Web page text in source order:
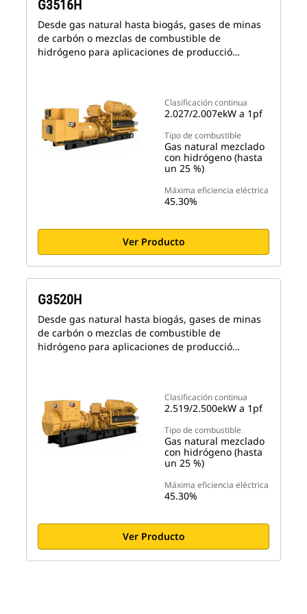
Clasificación continua
2.027/2.007ekW a 1pf
Tipo de combustible
Gas natural mezclado
con hidrógeno (hasta
un 25 %)
Máxima eficiencia eléctrica
45.30%
G3516H
Desde gas natural hasta biogás, gases de minas
de carbón o mezclas de combustible de
hidrógeno para aplicaciones de producció…
Ver Producto
Clasificación continua
2.519/2.500ekW a 1pf
Tipo de combustible
Gas natural mezclado
con hidrógeno (hasta
un 25 %)
Máxima eficiencia eléctrica
45.30%
G3520H
Desde gas natural hasta biogás, gases de minas
de carbón o mezclas de combustible de
hidrógeno para aplicaciones de producció…
Ver Producto